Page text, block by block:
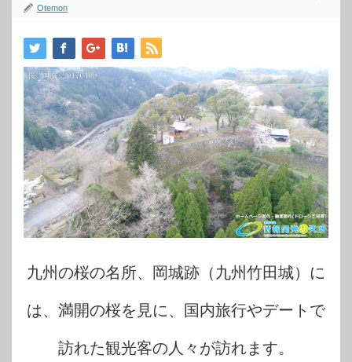
Otemon
九州の桜の名所、岡城跡（九州竹田城）に
は、満開の桜を見に、国内旅行やデートで
訪れた観光客の人々が訪れます。